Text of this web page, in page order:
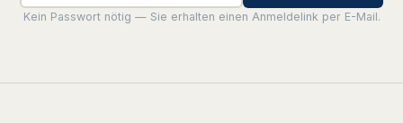
Kein Passwort nötig — Sie erhalten einen Anmeldelink per E-Mail.